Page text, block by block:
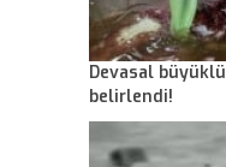
Devasal
belirlendi!